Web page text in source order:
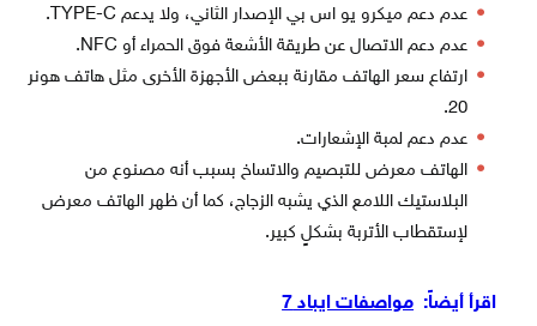
عدم دعم ميكرو يو اس بي الإصدار الثاني، ولا يدعم TYPE-C.
عدم دعم الاتصال عن طريقة الأشعة فوق الحمراء أو NFC.
ارتفاع سعر الهاتف مقارنة ببعض الأجهزة الأخرى مثل هاتف هونر
20.
عدم دعم لمبة الإشعارات.
الهاتف معرض للتبصيم والاتساخ بسبب أنه مصنوع من
البلاستيك اللامع الذي يشبه الزجاج، كما أن ظهر الهاتف معرض
لإستقطاب الأتربة بشكلٍ كبير.
اقرأ أيضاً: مواصفات ايباد 7